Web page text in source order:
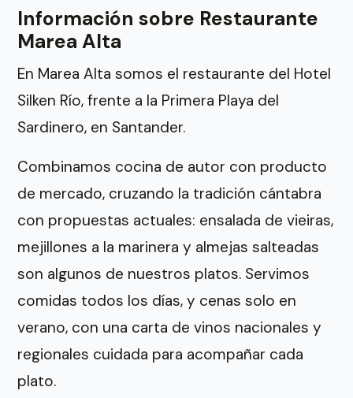
Información sobre Restaurante
Marea Alta
En Marea Alta somos el restaurante del Hotel
Silken Río, frente a la Primera Playa del
Sardinero, en Santander.
Combinamos cocina de autor con producto
de mercado, cruzando la tradición cántabra
con propuestas actuales: ensalada de vieiras,
mejillones a la marinera y almejas salteadas
son algunos de nuestros platos. Servimos
comidas todos los días, y cenas solo en
verano, con una carta de vinos nacionales y
regionales cuidada para acompañar cada
plato.